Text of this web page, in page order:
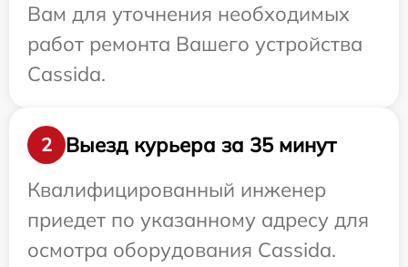
Вам для уточнения необходимых
работ ремонта Вашего устройства
Cassida.
2
Выезд курьера за 35 минут
Квалифицированный инженер
приедет по указанному адресу для
осмотра оборудования Cassida.